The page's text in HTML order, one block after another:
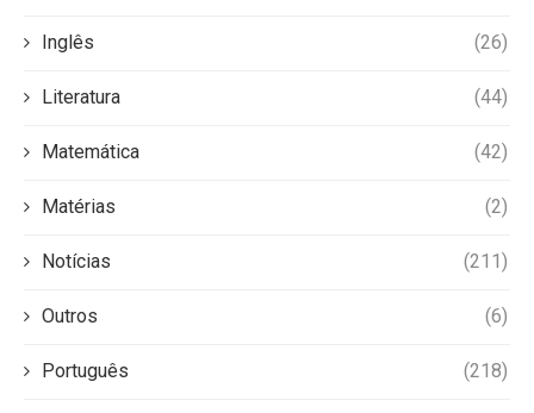
Inglês (26)
Literatura (44)
Matemática (42)
Matérias (2)
Notícias (211)
Outros (6)
Português (218)